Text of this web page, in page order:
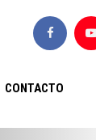
CONTACTO